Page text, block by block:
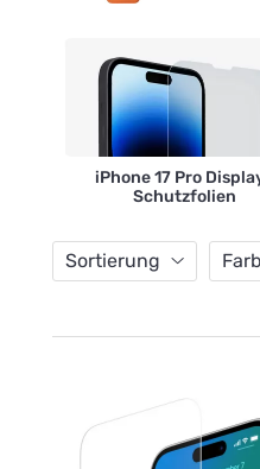
iPhone 17 Pro
Schutzfolien
Sortierung